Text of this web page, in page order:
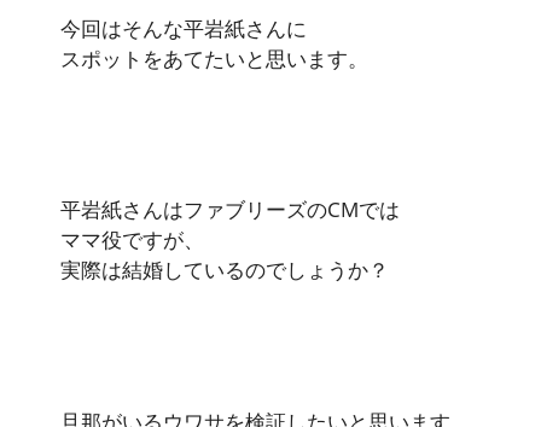
今回はそんな平岩紙さんに
スポットをあてたいと思います。
平岩紙さんはファブリーズのCMでは
ママ役ですが、
実際は結婚しているのでしょうか？
旦那がいるウワサを検証したいと思います